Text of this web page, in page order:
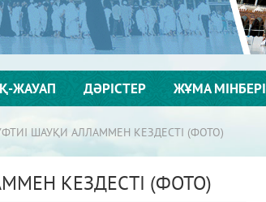
ЖАУАП ДӘРІСТЕР ЖҰМА МІНБЕРІ
ШАУҚИ АЛЛАММЕН КЕЗДЕСТІ (ФОТО)
КЕЗДЕСТІ (ФОТО)